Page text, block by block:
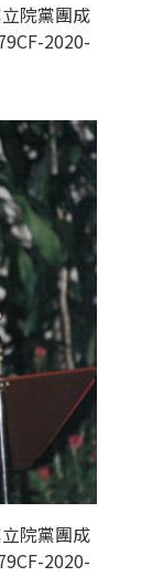
院黨團成
2020-
院黨團成
2020-